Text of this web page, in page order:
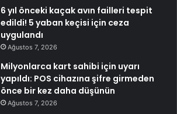
6 yıl önceki kaçak avın failleri tespit
edildi! 5 yaban keçisi için ceza
uygulandı
Ağustos 7, 2026
Milyonlarca kart sahibi için uyarı
yapıldı: POS cihazına şifre girmeden
önce bir kez daha düşünün
Ağustos 7, 2026